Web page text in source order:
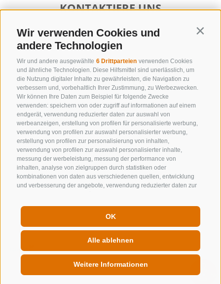
Wir verwenden Cookies und
andere Technologien
Wir und andere ausgewählte 6 Drittparteien verwenden Cookies
und ähnliche Technologien. Diese Hilfsmittel sind unerlässlich, um
die Nutzung digitaler Inhalte zu gewährleisten, die Navigation zu
verbessern und, vorbehaltlich Ihrer Zustimmung, zu Werbezwecken.
Wir können Ihre Daten zum Beispiel für folgende Zwecke
verwenden: speichern von oder zugriff auf informationen auf einem
endgerät, verwendung reduzierter daten zur auswahl von
werbeanzeigen, erstellung von profilen für personalisierte werbung,
verwendung von profilen zur auswahl personalisierter werbung,
erstellung von profilen zur personalisierung von inhalten,
verwendung von profilen zur auswahl personalisierter inhalte,
messung der werbeleistung, messung der performance von
inhalten, analyse von zielgruppen durch statistiken oder
kombinationen von daten aus verschiedenen quellen, entwicklung
und verbesserung der angebote, verwendung reduzierter daten zur
anzeige von werbung und inhalten, ihre entscheidungen zum
datenschutz speichern und übermitteln, abgleichung und
kombination von daten aus unterschiedlichen quellen, verknüpfung
verschiedener endgeräte, identifikation von endgeräten anhand
automatisch übermittelter informationen, verwendung genauer
standortdaten, geräte anhand von aktiv angeforderten
informationen identifizieren. Es steht Ihnen frei, Ihre Zustimmung zu
erteilen, zu verweigern oder zu widerrufen, ohne dass dies zu
OK
Alle ablehnen
Weitere Informationen
KONTAKTIERE UNS
+39 0472 632 372
info@gossensass.org
NEWSLETTER
Bleib am Laufenden
Newsletter Anmelden
IMPRESSUM
MwSt. IT00167870211 - Str. Nr. 81000090217
QUICKLINKS